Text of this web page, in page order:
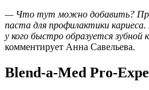
— Что тут можно добавить?
паста для профилактики
у кого быстро образуется зубной
комментирует Анна Савельева.
Blend-a-Med Pro-